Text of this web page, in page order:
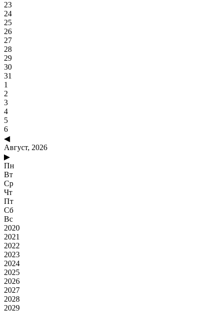
23
24
25
26
27
28
29
30
31
1
2
3
4
5
6
◀
Август, 2026
▶
Пн
Вт
Ср
Чт
Пт
Сб
Вс
2020
2021
2022
2023
2024
2025
2026
2027
2028
2029